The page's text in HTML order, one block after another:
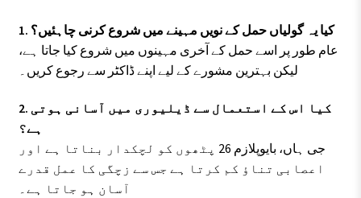
1. کیا یہ گولیاں حمل کے نویں مہینے میں شروع کرنی چاہئیں؟
عام طور پر اسے حمل کے آخری مہینوں میں شروع کیا جاتا ہے،
لیکن بہترین مشورے کے لیے اپنے ڈاکٹر سے رجوع کریں۔
2. کیا اس کے استعمال سے ڈیلیوری میں آسانی ہوتی
ہے؟
جی ہاں، بایوپلازم 26 پٹھوں کو لچکدار بناتا ہے اور
اعصابی تناؤ کم کرتا ہے جس سے زچگی کا عمل قدرے
آسان ہو جاتا ہے۔